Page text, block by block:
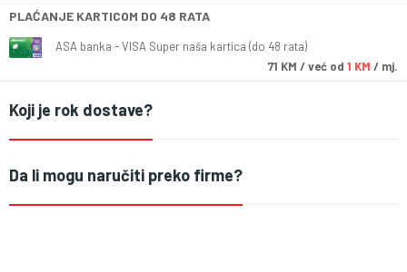
PLAĆANJE KARTICOM DO 48 RATA
ASA banka - VISA Super naša kartica (do 48 rata)
71 KM / već od 1 KM / mj.
Koji je rok dostave?
Da li mogu naručiti preko firme?